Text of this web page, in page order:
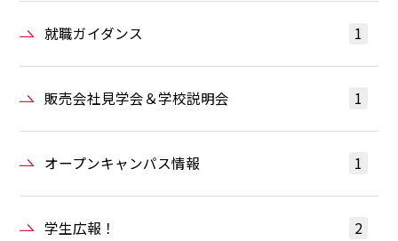
就職ガイダンス 1
販売会社見学会＆学校説明会 1
オープンキャンパス情報 1
学生広報！ 2